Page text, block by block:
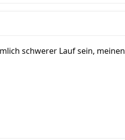
schwerer Lauf sein, meinen